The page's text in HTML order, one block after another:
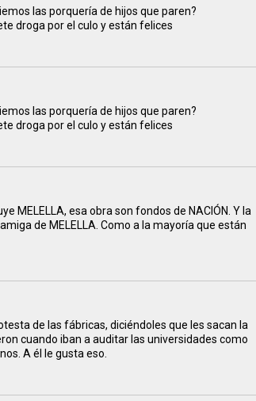
las porquería de hijos que paren?
droga por el culo y están felices
las porquería de hijos que paren?
droga por el culo y están felices
MELELLA, esa obra son fondos de NACIÓN. Y la
de MELELLA. Como a la mayoría que están
de las fábricas, diciéndoles que les sacan la
cuando iban a auditar las universidades como
A él le gusta eso.